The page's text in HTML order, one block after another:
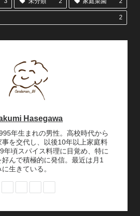
2
Hasegawa
年生まれの男性。高校時代から
を交代し、以後10年以上家庭料
年頃スパイス料理に目覚め、特に
んで積極的に発信。最近は月1
生きている。